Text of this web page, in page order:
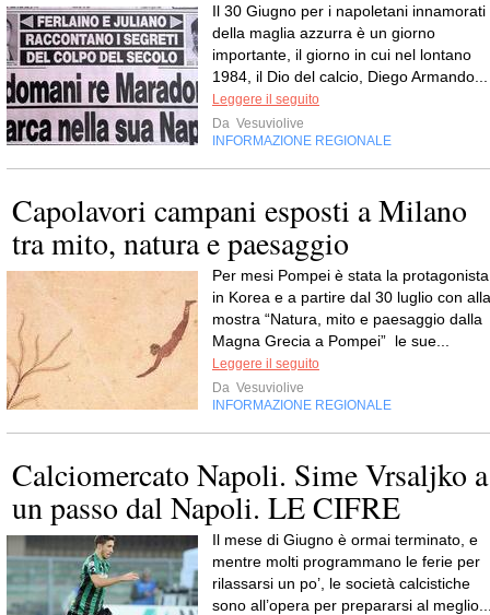
Il 30 Giugno per i napoletani innamorati
della maglia azzurra è un giorno
importante, il giorno in cui nel lontano
1984, il Dio del calcio, Diego Armando...
Leggere il seguito
Da Vesuviolive
INFORMAZIONE REGIONALE
Capolavori campani esposti a Milano
tra mito, natura e paesaggio
Per mesi Pompei è stata la protagonista
in Korea e a partire dal 30 luglio con alla
mostra “Natura, mito e paesaggio dalla
Magna Grecia a Pompei” le sue...
Leggere il seguito
Da Vesuviolive
INFORMAZIONE REGIONALE
Calciomercato Napoli. Sime Vrsaljko a
un passo dal Napoli. LE CIFRE
Il mese di Giugno è ormai terminato, e
mentre molti programmano le ferie per
rilassarsi un po’, le società calcistiche
sono all’opera per prepararsi al